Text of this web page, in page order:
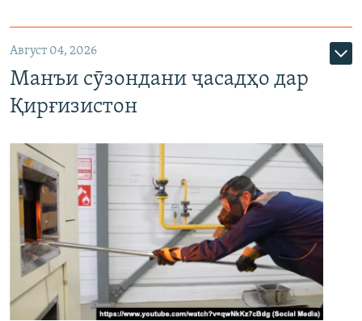
Август 04, 2026
Манъи сӯзондани ҷасадҳо дар
Қирғизистон